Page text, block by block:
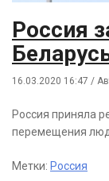
Россия
16.03.2020 16:47 /
Россия приняла
перемещения
Метки: Россия